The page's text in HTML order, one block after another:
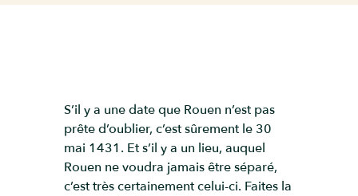
S’il y a une date que Rouen n’est pas
prête d’oublier, c’est sûrement le 30
mai 1431. Et s’il y a un lieu, auquel
Rouen ne voudra jamais être séparé,
c’est très certainement celui-ci. Faites la